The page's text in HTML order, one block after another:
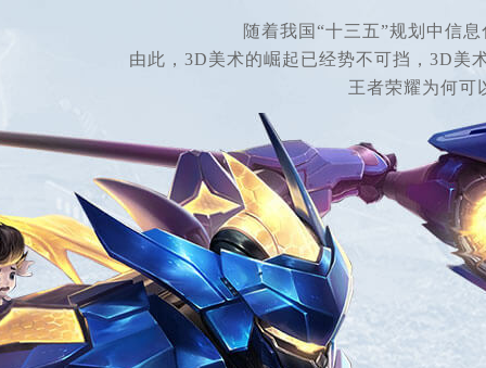
随着我国“十三五”规划中信
由此，3D美术的崛起已经势不可挡，3D美
王者荣耀为何可